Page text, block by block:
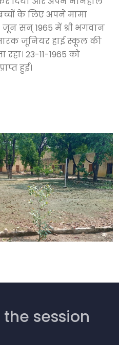
के लिए अपने मामा
सन् 1965 में श्री भगवान
जूनियर हाई स्कूल की
23-11-1965 को
हुई।
session